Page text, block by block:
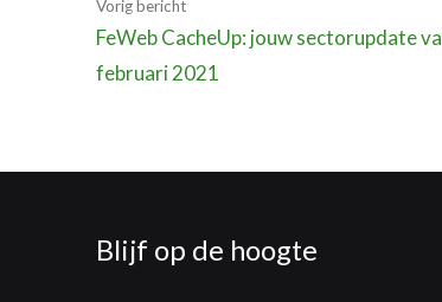
Vorig bericht
FeWeb CacheUp: jouw sectorupdate
februari 2021
Blijf op de hoogte